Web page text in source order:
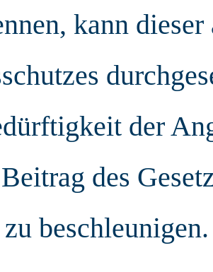
kann
der
des
beschleunigen.